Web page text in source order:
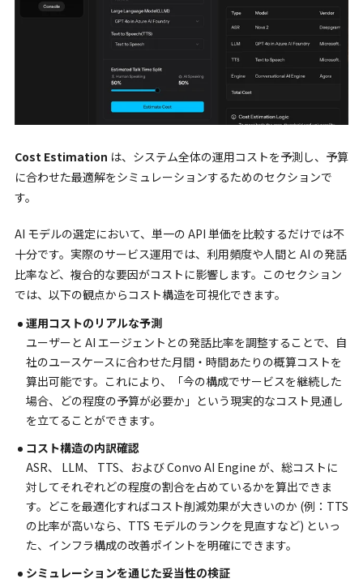
Cost Estimation は、システム全体の運用コストを予測し、予算
に合わせた最適解をシミュレーションするためのセクションで
す。
AI モデルの選定において、単一の API 単価を比較するだけでは不
十分です。実際のサービス運用では、利用頻度や人間と AI の発話
比率など、複合的な要因がコストに影響します。このセクション
では、以下の観点からコスト構造を可視化できます。
運用コストのリアルな予測
ユーザーと AI エージェントとの発話比率を調整することで、自
社のユースケースに合わせた月間・時間あたりの概算コストを
算出可能です。これにより、「今の構成でサービスを継続した
場合、どの程度の予算が必要か」という現実的なコスト見通し
を立てることができます。
コスト構造の内訳確認
ASR、 LLM、 TTS、および Convo AI Engine が、総コストに
対してそれぞれどの程度の割合を占めているかを算出できま
す。どこを最適化すればコスト削減効果が大きいのか (例：TTS
の比率が高いなら、TTS モデルのランクを見直すなど) といっ
た、インフラ構成の改善ポイントを明確にできます。
シミュレーションを通じた妥当性の検証